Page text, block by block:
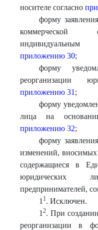
носителе согласно
форму
коммерческой
индивидуальным
приложению 30;
форму
реорганизации
приложению 31 ;
форму
лица на
приложению 32;
форму
изменений,
содержащиеся в
юридических
предпринимателей,
1 1. Исключен.
1 2. При
реорганизации в